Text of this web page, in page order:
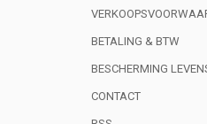
BETALING & BTW
BESCHERMING
CONTACT